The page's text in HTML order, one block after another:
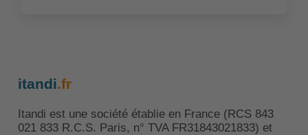
itandi.fr
Itandi est une société établie en France (RCS 843
021 833 R.C.S. Paris, n° TVA FR31843021833) et